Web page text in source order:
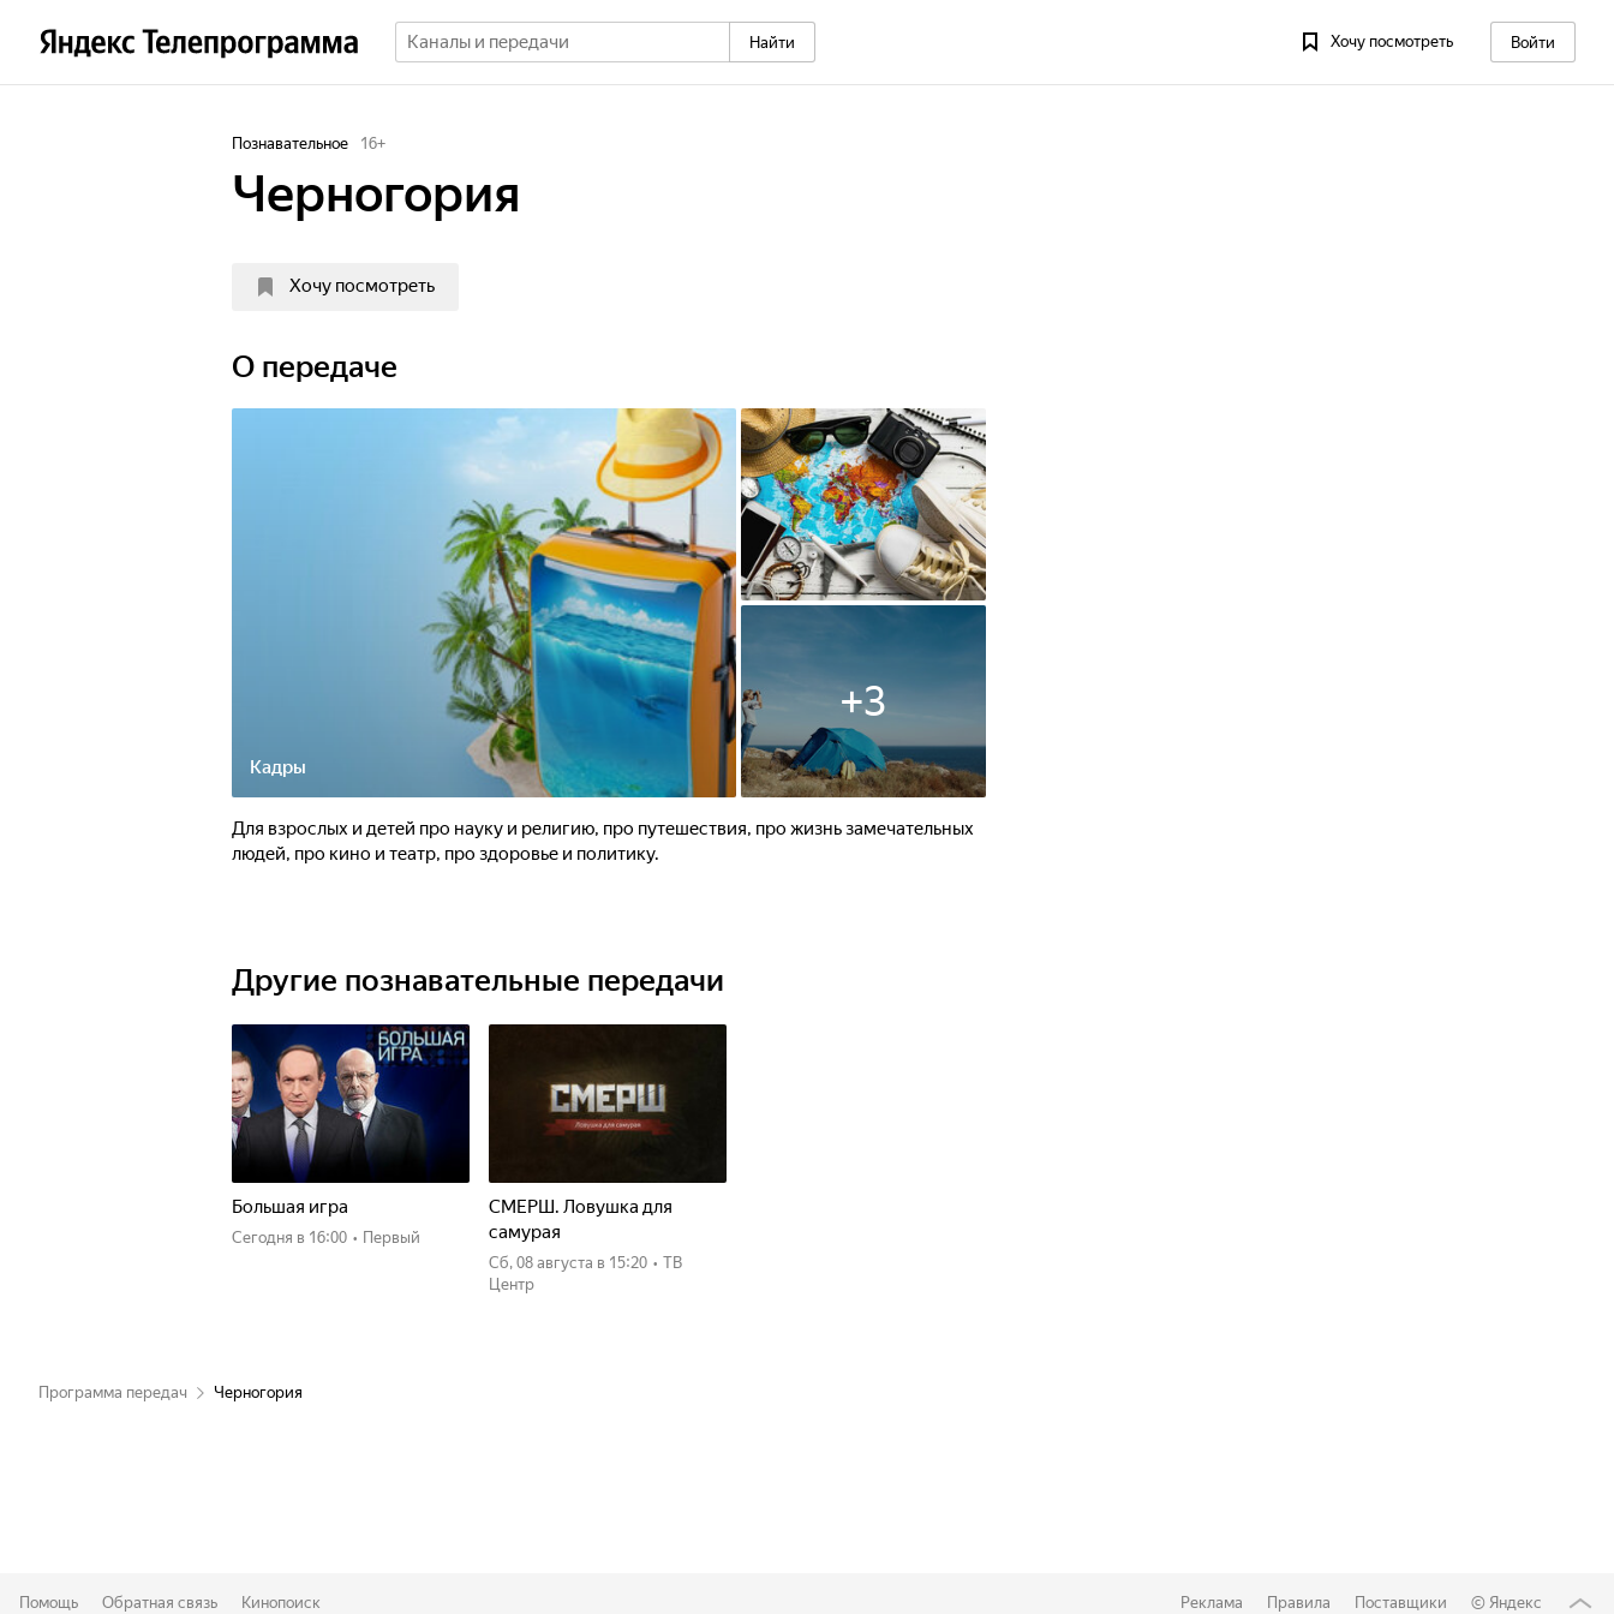
Найти Хочу посмотреть Войти
Познавательное 16+
Черногория
Хочу посмотреть
О передаче
Кадры
+3
Для взрослых и детей про науку и религию, про путешествия, про жизнь замечательных
людей, про кино и театр, про здоровье и политику.
Другие познавательные передачи
Большая игра
Сегодня в 16:00 • Первый
СМЕРШ. Ловушка для
самурая
сб, 08 августа в 15:20 • ТВ
Центр
Программа передач Черногория
Помощь Обратная связь Кинопоиск Реклама Правила Поставщики © Яндекс